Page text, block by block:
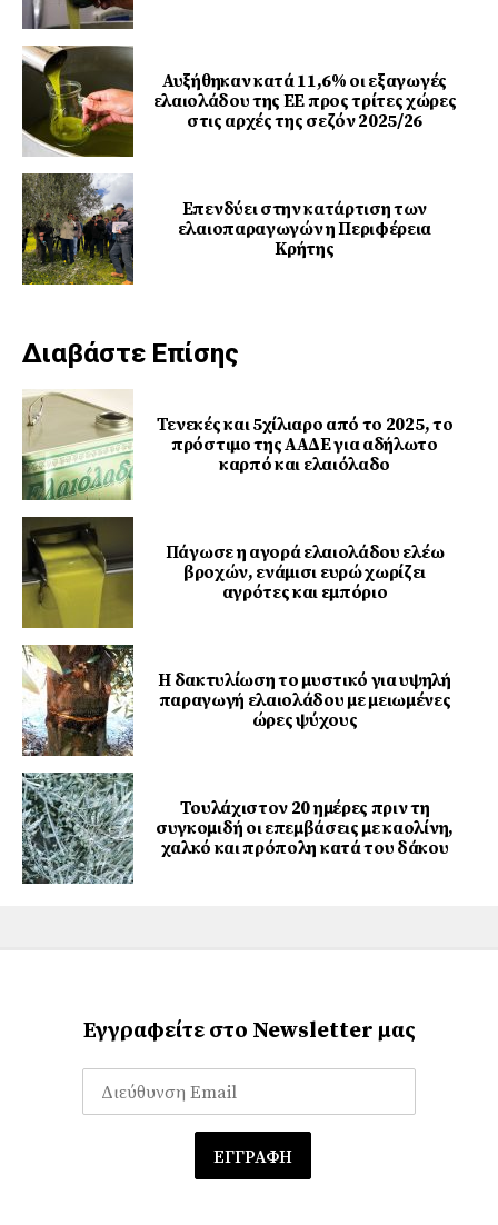
Αυξήθηκαν κατά 11,6% οι εξαγωγές
ελαιολάδου της ΕΕ προς τρίτες χώρες
στις αρχές της σεζόν 2025/26
Επενδύει στην κατάρτιση των
ελαιοπαραγωγών η Περιφέρεια
Κρήτης
Διαβάστε Επίσης
Τενεκές και 5χίλιαρο από το 2025, το
πρόστιμο της ΑΑΔΕ για αδήλωτο
καρπό και ελαιόλαδο
Πάγωσε η αγορά ελαιολάδου ελέω
βροχών, ενάμισι ευρώ χωρίζει
αγρότες και εμπόριο
Η δακτυλίωση το μυστικό για υψηλή
παραγωγή ελαιολάδου με μειωμένες
ώρες ψύχους
Τουλάχιστον 20 ημέρες πριν τη
συγκομιδή οι επεμβάσεις με καολίνη,
χαλκό και πρόπολη κατά του δάκου
Εγγραφείτε στο Newsletter μας